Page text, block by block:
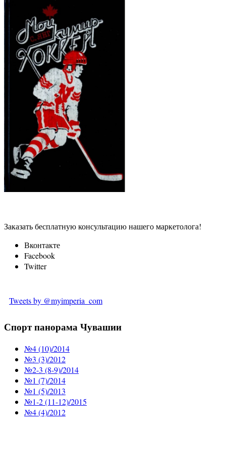
Заказать бесплатную консультацию нашего маркетолога!
Вконтакте
Facebook
Twitter
Tweets by @myimperia_com
Спорт панорама Чувашии
№4 (10)/2014
№3 (3)/2012
№2-3 (8-9)/2014
№1 (7)/2014
№1 (5)/2013
№1-2 (11-12)/2015
№4 (4)/2012